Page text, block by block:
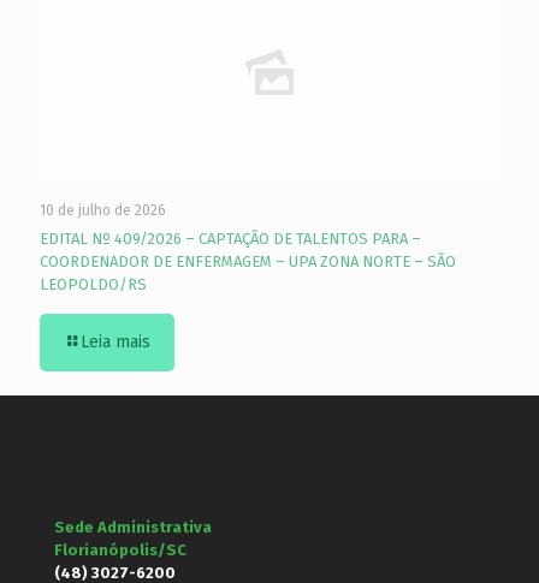
10 de julho de 2026
EDITAL Nº 409/2026 – CAPTAÇÃO DE TALENTOS PARA –
COORDENADOR DE ENFERMAGEM – UPA ZONA NORTE – SÃO
LEOPOLDO/RS
Leia mais
Sede Administrativa
Florianópolis/SC
(48) 3027-6200